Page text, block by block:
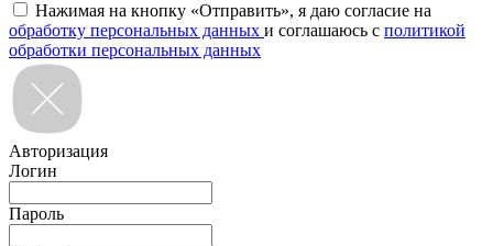
Нажимая на кнопку «Отправить», я даю согласие на
обработку персональных данных и соглашаюсь с политикой
обработки персональных данных
Авторизация
Логин
Пароль